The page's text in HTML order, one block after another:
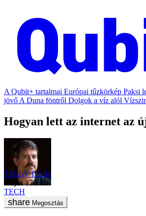
A Qubit+ tartalmai Európai tűzkörkép Paksi
jövő A Duna föntről Dolgok a víz alól
Hogyan lett az internet az
Tófalvy Tamás
május 17.
TECH
Megosztás